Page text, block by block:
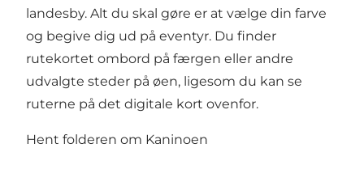
landesby. Alt du skal gøre er at vælge din farve
og begive dig ud på eventyr. Du finder
rutekortet ombord på færgen eller andre
udvalgte steder på øen, ligesom du kan se
ruterne på det digitale kort ovenfor.
Hent folderen om Kaninoen